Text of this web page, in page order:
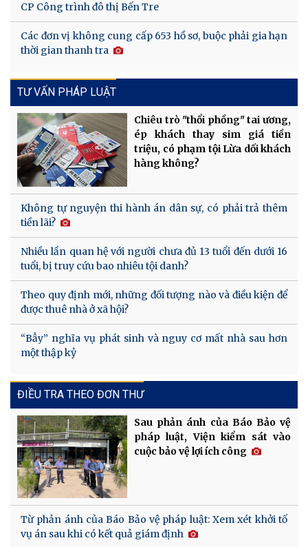
CP Công trình đô thị Bến Tre
Các đơn vị không cung cấp 653 hồ sơ, buộc phải gia hạn
thời gian thanh tra
TƯ VẤN PHÁP LUẬT
Chiêu trò "thổi phồng" tai ương,
ép khách thay sim giá tiền
triệu, có phạm tội Lừa dối khách
hàng không?
Không tự nguyện thi hành án dân sự, có phải trả thêm
tiền lãi?
Nhiều lần quan hệ với người chưa đủ 13 tuổi đến dưới 16
tuổi, bị truy cứu bao nhiêu tội danh?
Theo quy định mới, những đối tượng nào và điều kiện để
được thuê nhà ở xã hội?
“Bẫy” nghĩa vụ phát sinh và nguy cơ mất nhà sau hơn
một thập kỷ
ĐIỀU TRA THEO ĐƠN THƯ
Sau phản ánh của Báo Bảo vệ
pháp luật, Viện kiểm sát vào
cuộc bảo vệ lợi ích công
Từ phản ánh của Báo Bảo vệ pháp luật: Xem xét khởi tố
vụ án sau khi có kết quả giám định